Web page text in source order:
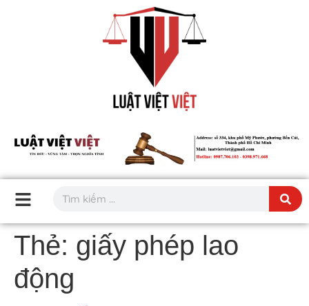
Thẻ: giấy phép lao
động